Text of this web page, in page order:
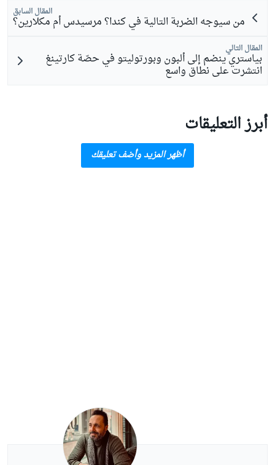
المقال السابق
من سيوجه الضربة التالية في كندا؟ مرسيدس أم مكلارين؟
المقال التالي
بياستري ينضم إلى ألبون وبورتوليتو في حصّة كارتينغ
انتشرت على نطاق واسع
أبرز التعليقات
أظهر المزيد وأضف تعليقك